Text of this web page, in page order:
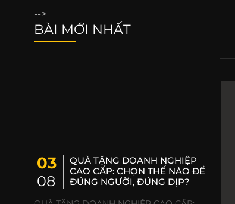
-->
BÀI MỚI NHẤT
03
08
QUÀ TẶNG DOANH NGHIỆP
CAO CẤP: CHỌN THẾ NÀO ĐỂ
ĐÚNG NGƯỜI, ĐÚNG DỊP?